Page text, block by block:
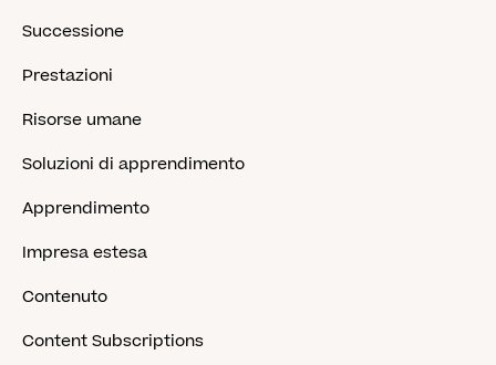
Successione
Prestazioni
Risorse umane
Soluzioni di apprendimento
Apprendimento
Impresa estesa
Contenuto
Content Subscriptions